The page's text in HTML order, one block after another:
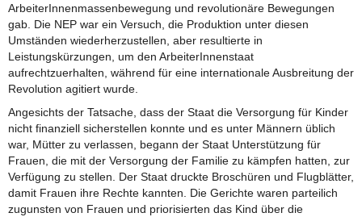
ArbeiterInnenmassenbewegung und revolutionäre Bewegungen
gab. Die NEP war ein Versuch, die Produktion unter diesen
Umständen wiederherzustellen, aber resultierte in
Leistungskürzungen, um den ArbeiterInnenstaat
aufrechtzuerhalten, während für eine internationale Ausbreitung der
Revolution agitiert wurde.
Angesichts der Tatsache, dass der Staat die Versorgung für Kinder
nicht finanziell sicherstellen konnte und es unter Männern üblich
war, Mütter zu verlassen, begann der Staat Unterstützung für
Frauen, die mit der Versorgung der Familie zu kämpfen hatten, zur
Verfügung zu stellen. Der Staat druckte Broschüren und Flugblätter,
damit Frauen ihre Rechte kannten. Die Gerichte waren parteilich
zugunsten von Frauen und priorisierten das Kind über die